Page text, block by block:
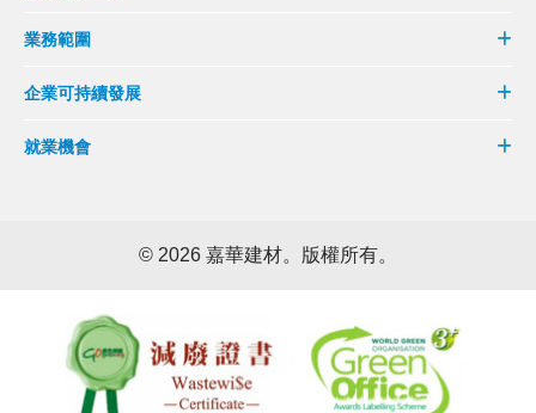
業務範圍
企業可持續發展
就業機會
© 2026 嘉華建材。版權所有。